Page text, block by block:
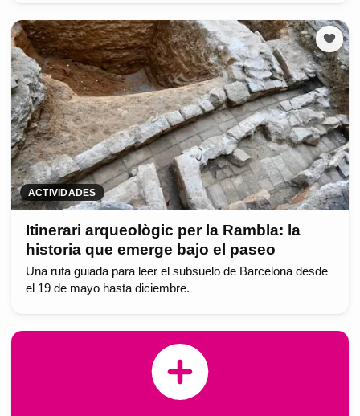
ACTIVIDADES
Itinerari arqueològic per la Rambla: la
historia que emerge bajo el paseo
Una ruta guiada para leer el subsuelo de Barcelona desde
el 19 de mayo hasta diciembre.